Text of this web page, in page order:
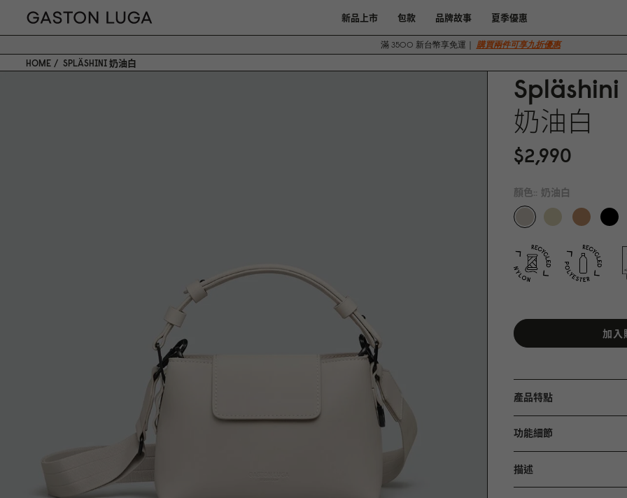
新品上市 包款 品牌故事 夏季優惠
滿 3500 新台幣享免運｜ 購買兩件可享九折優惠
HOME SPLÄSHINI 奶油白
Spläshini
奶油白
$2,990
顏色:: 奶油白
加入
產品特點
功能細節
描述